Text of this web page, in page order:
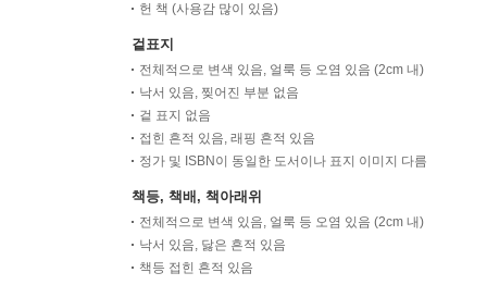
헌 책 (사용감 많이 있음)
겉표지
전체적으로 변색 있음, 얼룩 등 오염 있음 (2cm 내)
낙서 있음, 찢어진 부분 없음
겉 표지 없음
접힌 흔적 있음, 래핑 흔적 있음
정가 및 ISBN이 동일한 도서이나 표지 이미지 다름
책등, 책배, 책아래위
전체적으로 변색 있음, 얼룩 등 오염 있음 (2cm 내)
낙서 있음, 닳은 흔적 있음
책등 접힌 흔적 있음